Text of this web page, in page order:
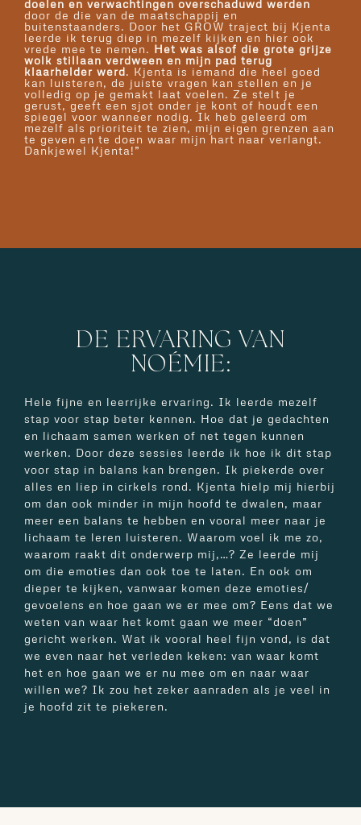
doelen en verwachtingen overschaduwd werden
door de die van de maatschappij en
buitenstaanders. Door het GROW traject bij Kjenta
leerde ik terug diep in mezelf kijken en hier ook
vrede mee te nemen. Het was alsof die grote grijze
wolk stillaan verdween en mijn pad terug
klaarhelder werd. Kjenta is iemand die heel goed
kan luisteren, de juiste vragen kan stellen en je
volledig op je gemakt laat voelen. Ze stelt je
gerust, geeft een sjot onder je kont of houdt een
spiegel voor wanneer nodig. Ik heb geleerd om
mezelf als prioriteit te zien, mijn eigen grenzen aan
te geven en te doen waar mijn hart naar verlangt.
Dankjewel Kjenta!”
DE ERVARING VAN
NOÉMIE:
Hele fijne en leerrijke ervaring. Ik leerde mezelf
stap voor stap beter kennen. Hoe dat je gedachten
en lichaam samen werken of net tegen kunnen
werken. Door deze sessies leerde ik hoe ik dit stap
voor stap in balans kan brengen. Ik piekerde over
alles en liep in cirkels rond. Kjenta hielp mij hierbij
om dan ook minder in mijn hoofd te dwalen, maar
meer een balans te hebben en vooral meer naar je
lichaam te leren luisteren. Waarom voel ik me zo,
waarom raakt dit onderwerp mij,…? Ze leerde mij
om die emoties dan ook toe te laten. En ook om
dieper te kijken, vanwaar komen deze emoties/
gevoelens en hoe gaan we er mee om? Eens dat we
weten van waar het komt gaan we meer “doen”
gericht werken. Wat ik vooral heel fijn vond, is dat
we even naar het verleden keken: van waar komt
het en hoe gaan we er nu mee om en naar waar
willen we? Ik zou het zeker aanraden als je veel in
je hoofd zit te piekeren.